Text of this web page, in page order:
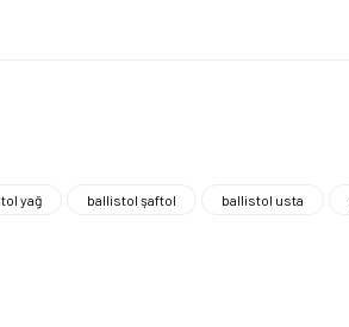
yağ ballistol şaftol ballistol usta